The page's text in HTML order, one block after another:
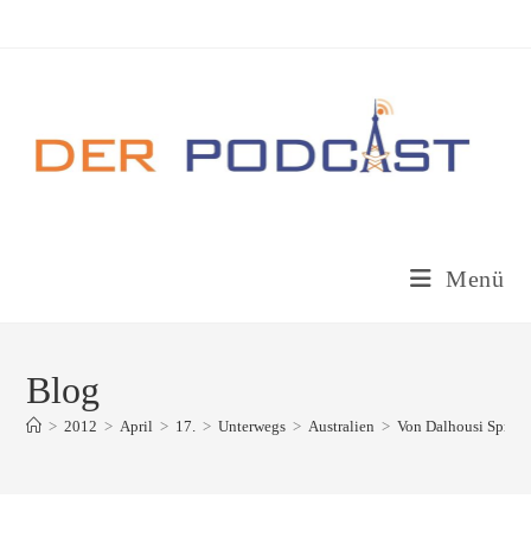
Menü
Blog
> 2012 > April > 17. > Unterwegs > Australien > Von Dalhousi